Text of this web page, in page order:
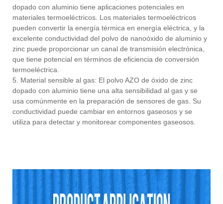
dopado con aluminio tiene aplicaciones potenciales en
materiales termoeléctricos. Los materiales termoeléctricos
pueden convertir la energía térmica en energía eléctrica, y la
excelente conductividad del polvo de nanoóxido de aluminio y
zinc puede proporcionar un canal de transmisión electrónica,
que tiene potencial en términos de eficiencia de conversión
termoeléctrica.
5. Material sensible al gas: El polvo AZO de óxido de zinc
dopado con aluminio tiene una alta sensibilidad al gas y se
usa comúnmente en la preparación de sensores de gas. Su
conductividad puede cambiar en entornos gaseosos y se
utiliza para detectar y monitorear componentes gaseosos.